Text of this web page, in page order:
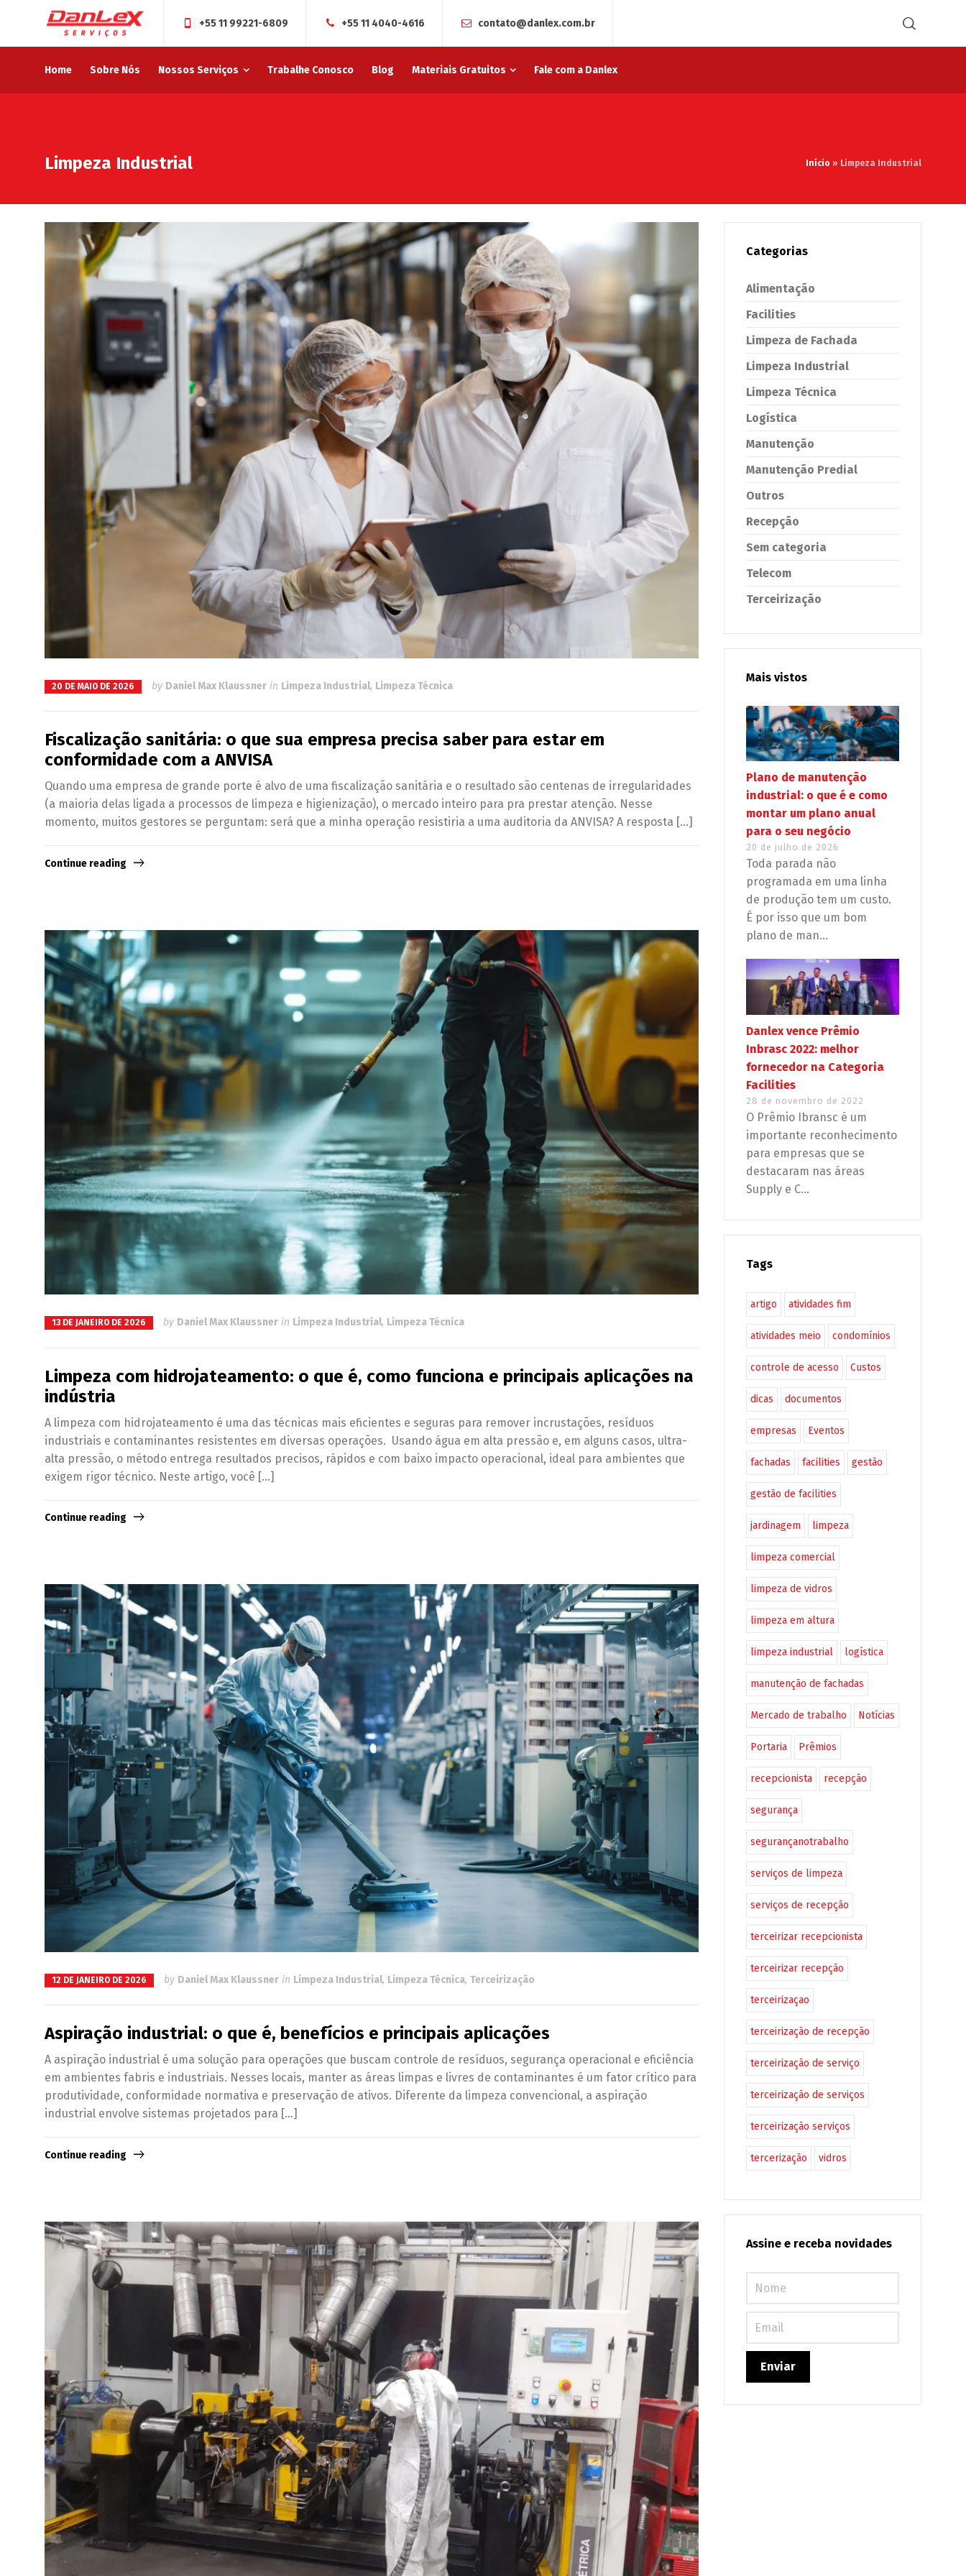
+55 11 99221-6809 +55 11 4040-4616 contato@danlex.com.br
Home Sobre Nós Nossos Serviços Trabalhe Conosco Blog Materiais Gratuitos Fale com a Danlex
Limpeza Industrial Início » Limpeza Industrial
20 DE MAIO DE 2026 by Daniel Max Klaussner in Limpeza Industrial, Limpeza Técnica
Fiscalização sanitária: o que sua empresa precisa saber para estar em
conformidade com a ANVISA
Quando uma empresa de grande porte é alvo de uma fiscalização sanitária e o resultado são centenas de irregularidades
(a maioria delas ligada a processos de limpeza e higienização), o mercado inteiro para pra prestar atenção. Nesse
momento, muitos gestores se perguntam: será que a minha operação resistiria a uma auditoria da ANVISA? A resposta […]
Continue reading
13 DE JANEIRO DE 2026 by Daniel Max Klaussner in Limpeza Industrial, Limpeza Técnica
Limpeza com hidrojateamento: o que é, como funciona e principais aplicações na
indústria
A limpeza com hidrojateamento é uma das técnicas mais eficientes e seguras para remover incrustações, resíduos
industriais e contaminantes resistentes em diversas operações. Usando água em alta pressão e, em alguns casos, ultra-
alta pressão, o método entrega resultados precisos, rápidos e com baixo impacto operacional, ideal para ambientes que
exigem rigor técnico. Neste artigo, você […]
Continue reading
12 DE JANEIRO DE 2026 by Daniel Max Klaussner in Limpeza Industrial, Limpeza Técnica, Terceirização
Aspiração industrial: o que é, benefícios e principais aplicações
A aspiração industrial é uma solução para operações que buscam controle de resíduos, segurança operacional e eficiência
em ambientes fabris e industriais. Nesses locais, manter as áreas limpas e livres de contaminantes é um fator crítico para
produtividade, conformidade normativa e preservação de ativos. Diferente da limpeza convencional, a aspiração
industrial envolve sistemas projetados para […]
Continue reading
Categorias
Alimentação
Facilities
Limpeza de Fachada
Limpeza Industrial
Limpeza Técnica
Logística
Manutenção
Manutenção Predial
Outros
Recepção
Sem categoria
Telecom
Terceirização
Mais vistos
Plano de manutenção
industrial: o que é e como
montar um plano anual
para o seu negócio
20 de julho de 2026
Toda parada não
programada em uma linha
de produção tem um custo.
É por isso que um bom
plano de man...
Danlex vence Prêmio
Inbrasc 2022: melhor
fornecedor na Categoria
Facilities
28 de novembro de 2022
O Prêmio Ibransc é um
importante reconhecimento
para empresas que se
destacaram nas áreas
Supply e C...
Tags
artigo atividades fim
atividades meio condomínios
controle de acesso Custos
dicas documentos
empresas Eventos
fachadas facilities gestão
gestão de facilities
jardinagem limpeza
limpeza comercial
limpeza de vidros
limpeza em altura
limpeza industrial logística
manutenção de fachadas
Mercado de trabalho Notícias
Portaria Prêmios
recepcionista recepção
segurança
segurançanotrabalho
serviços de limpeza
serviços de recepção
terceirizar recepcionista
terceirizar recepção
terceirizaçao
terceirização de recepção
terceirização de serviço
terceirização de serviços
terceirização serviços
tercerização vidros
Assine e receba novidades